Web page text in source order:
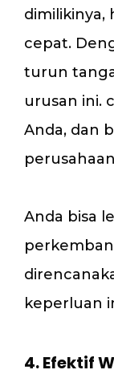
dimilikinya,
cepat.
turun
urusan ini.
Anda, dan
Anda bisa
keperluan
4. Efektif